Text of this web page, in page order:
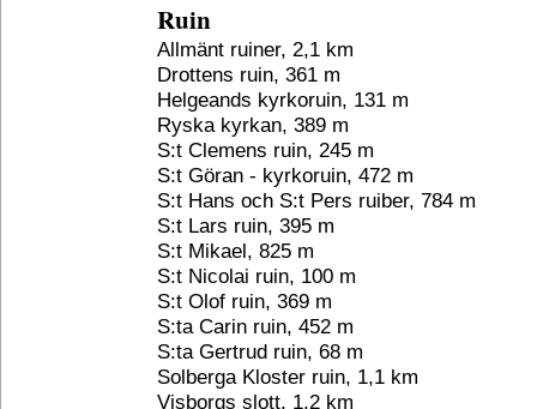
Ruin
Allmänt ruiner, 2,1 km
Drottens ruin, 361 m
Helgeands kyrkoruin, 131 m
Ryska kyrkan, 389 m
S:t Clemens ruin, 245 m
S:t Göran - kyrkoruin, 472 m
S:t Hans och S:t Pers ruiber, 784 m
S:t Lars ruin, 395 m
S:t Mikael, 825 m
S:t Nicolai ruin, 100 m
S:t Olof ruin, 369 m
S:ta Carin ruin, 452 m
S:ta Gertrud ruin, 68 m
Solberga Kloster ruin, 1,1 km
Visborgs slott, 1,2 km